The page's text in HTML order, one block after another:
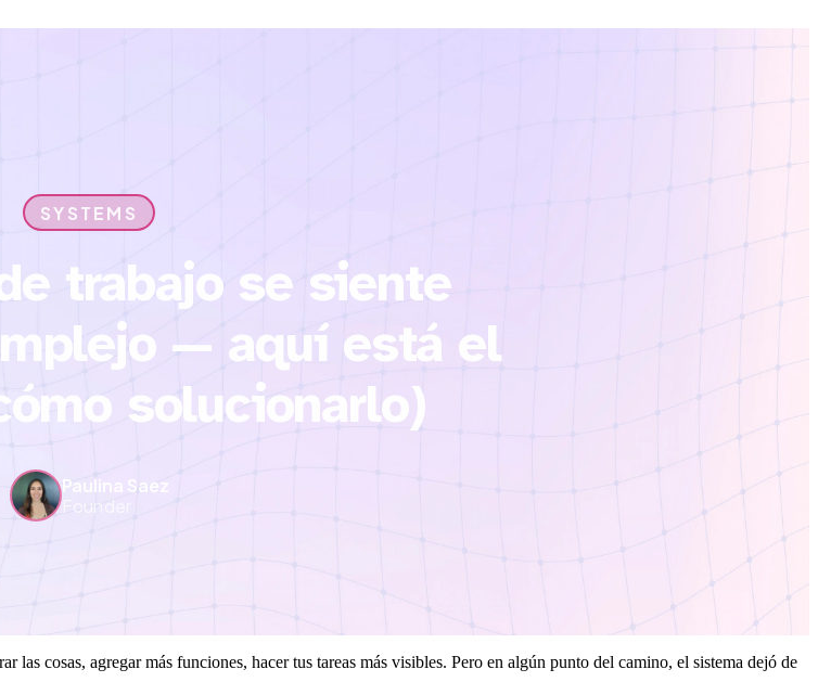
SYSTEMS
trabajo se siente
— aquí está el
solucionarlo)
Paulina Saez
Founder
cosas, agregar más funciones, hacer tus tareas más visibles. Pero en algún punto del camino, el sistema dejó de